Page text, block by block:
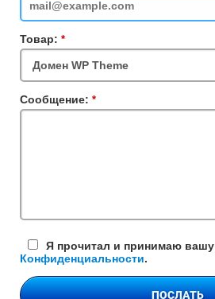
Товар:
поле
Сообщение:
поле
Я прочитал и принимаю вашу
Конфиденциальности.
ПОСЛАТЬ